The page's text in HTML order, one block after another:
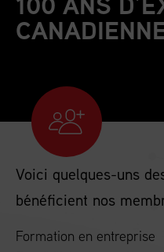
Voici quelques-uns
bénéficient nos
Formation en entreprise